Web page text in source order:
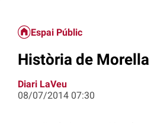
Espai Públic
Història de Morella
Diari LaVeu
08/07/2014 07:30